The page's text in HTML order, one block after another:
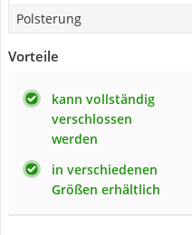
Polsterung
Vorteile
kann vollständig
verschlossen
werden
in verschiedenen
Größen erhältlich